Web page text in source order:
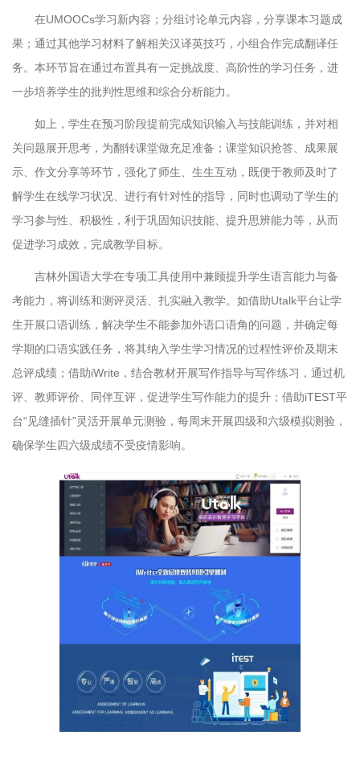
在UMOOCs学习新内容；分组讨论单元内容，分享课本习题成
果；通过其他学习材料了解相关汉译英技巧，小组合作完成翻译任
务。本环节旨在通过布置具有一定挑战度、高阶性的学习任务，进
一步培养学生的批判性思维和综合分析能力。
如上，学生在预习阶段提前完成知识输入与技能训练，并对相
关问题展开思考，为翻转课堂做充足准备；课堂知识抢答、成果展
示、作文分享等环节，强化了师生、生生互动，既便于教师及时了
解学生在线学习状况、进行有针对性的指导，同时也调动了学生的
学习参与性、积极性，利于巩固知识技能、提升思辨能力等，从而
促进学习成效，完成教学目标。
吉林外国语大学在专项工具使用中兼顾提升学生语言能力与备
考能力，将训练和测评灵活、扎实融入教学。如借助Utalk平台让学
生开展口语训练，解决学生不能参加外语口语角的问题，并确定每
学期的口语实践任务，将其纳入学生学习情况的过程性评价及期末
总评成绩；借助iWrite，结合教材开展写作指导与写作练习，通过机
评、教师评价、同伴互评，促进学生写作能力的提升；借助iTEST平
台“见缝插针”灵活开展单元测验，每周末开展四级和六级模拟测验，
确保学生四六级成绩不受疫情影响。